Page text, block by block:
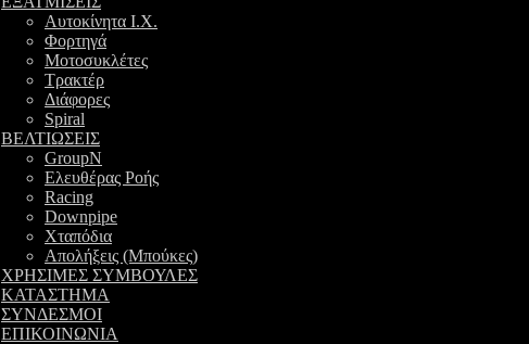
Αυτοκίνητα Ι.Χ.
Φορτηγά
Μοτοσυκλέτες
Τρακτέρ
Διάφορες
Spiral
ΒΕΛΤΙΩΣΕΙΣ
GroupN
Ελευθέρας Ροής
Racing
Downpipe
Χταπόδια
Απολήξεις (Μπούκες)
ΧΡΗΣΙΜΕΣ ΣΥΜΒΟΥΛΕΣ
ΚΑΤΑΣΤΗΜΑ
ΣΥΝΔΕΣΜΟΙ
ΕΠΙΚΟΙΝΩΝΙΑ